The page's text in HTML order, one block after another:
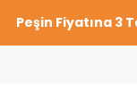
Peşin Fiyatına 3